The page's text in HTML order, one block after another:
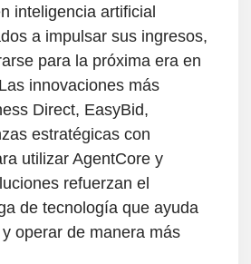
inteligencia artificial
a impulsar sus ingresos,
para la próxima era en
innovaciones más
Direct, EasyBid,
estratégicas con
utilizar AgentCore y
refuerzan el
de tecnología que ayuda
operar de manera más